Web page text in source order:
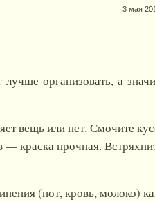
3 мая
организовать, а
вещь или нет. Смочите
— краска прочная.
(пот, кровь, молоко)